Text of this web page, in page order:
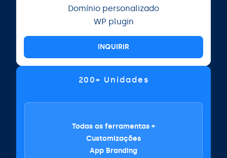
Domínio personalizado
WP plugin
INQUIRIR
200+ Unidades
Todas as ferramentas +
Customizações
App Branding